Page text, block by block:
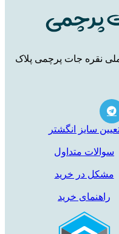
پرچمی پلاک
انگشتر
خرید
خرید